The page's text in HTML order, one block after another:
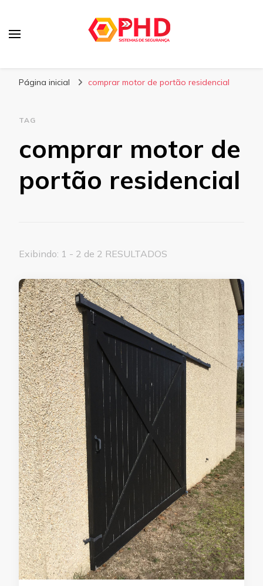
Página inicial comprar motor de portão residencial
TAG
comprar motor de
portão residencial
Exibindo: 1 - 2 de 2 RESULTADOS